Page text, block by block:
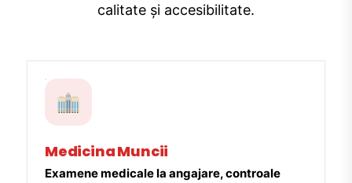
calitate și accesibilitate.
Medicina Muncii
Examene medicale la angajare, controale